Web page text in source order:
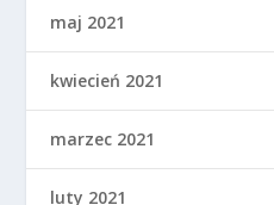
maj 2021
kwiecień 2021
marzec 2021
luty 2021